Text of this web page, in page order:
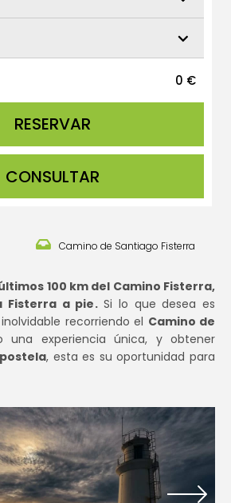
0 €
CONSULTAR
Camino de Santiago Fisterra
100 km del Camino Fisterra,
Fisterra a pie.Si lo que desea es
recorriendo el Camino de
una experiencia única, y obtener
, esta es su oportunidad para